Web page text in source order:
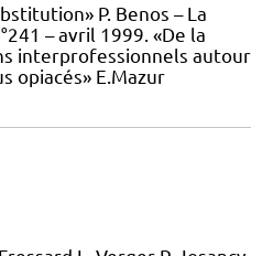
P. Benos – La
– avril 1999. «De la
interprofessionnels autour
opiacés» E.Mazur